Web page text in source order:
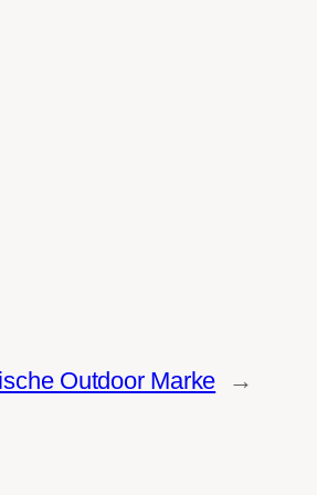
Outdoor Marke →